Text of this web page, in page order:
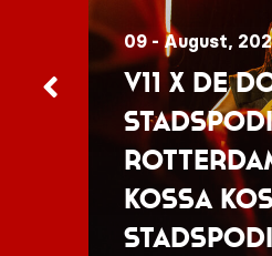
09 - August,
V11 x De
Kossa